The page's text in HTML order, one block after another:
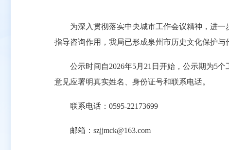
为深入贯彻落实中央城市工作会议精神，进一
指导咨询作用，我局已形成泉州市历史文化保护与
公示时间自2026年5月21日开始，公示期为5个
意见应署明真实姓名、身份证号和联系电话。
联系电话：0595-22173699
邮箱：szjjmck@163.com